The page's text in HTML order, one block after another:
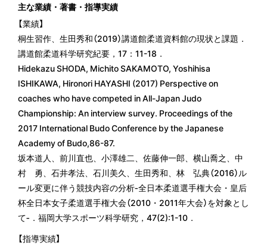
主な業績・著書・指導実績
【業績】
桐生習作、生田秀和（2019）講道館柔道資料館の現状と課題．
講道館柔道科学研究紀要，17：11-18．
Hidekazu SHODA, Michito SAKAMOTO, Yoshihisa
ISHIKAWA, Hironori HAYASHI (2017) Perspective on
coaches who have competed in All-Japan Judo
Championship: An interview survey. Proceedings of the
2017 International Budo Conference by the Japanese
Academy of Budo,86-87.
坂本道人、前川直也、小澤雄二、佐藤伸一郎、横山喬之、中
村 勇、石井孝法、石川美久、生田秀和、林 弘典（2016）ル
ール変更に伴う競技内容の分析‐全日本柔道選手権大会・皇后
杯全日本女子柔道選手権大会（2010・2011年大会）を対象とし
て‐．福岡大学スポーツ科学研究，47(2):1-10．
【指導実績】